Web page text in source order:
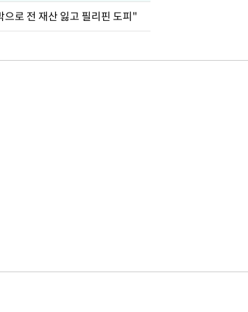
로 전 재산 잃고 필리핀 도피"